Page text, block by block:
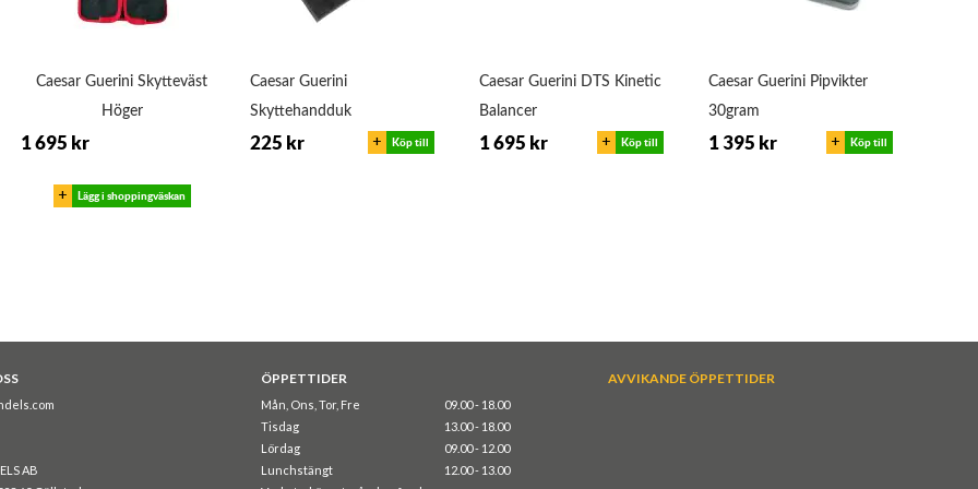
Caesar Guerini Skytteväst
Höger
1 695 kr
+ Lägg i shoppingväskan
Caesar Guerini
Skyttehandduk
225 kr + Köp till
Caesar Guerini DTS Kinetic
Balancer
1 695 kr + Köp till
Caesar Guerini Pipvikter
30gram
1 395 kr + Köp till
AB
ÖPPETTIDER
Mån, Ons, Tor, Fre
09.00 - 18.00
Tisdag
13.00 - 18.00
Lördag
09.00 - 12.00
Lunchstängt
12.00 - 13.00
AVVIKANDE ÖPPETTIDER